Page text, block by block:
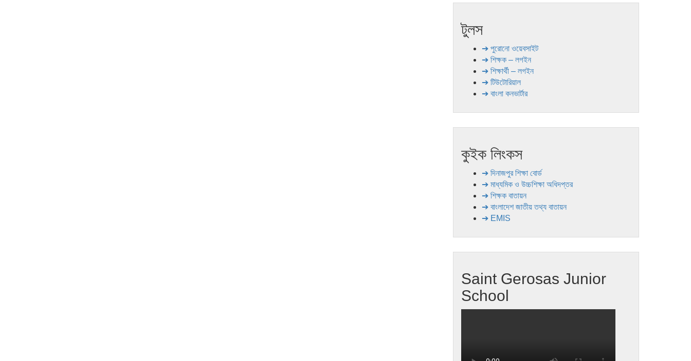
টুলস
➔ পুরোনো ওয়েবসাইট
➔ শিক্ষক – লগইন
➔ শিক্ষার্থী – লগইন
➔ টিউটোরিয়াল
➔ বাংলা কনভার্টার
কুইক লিংকস
➔ দিনাজপুর শিক্ষা বোর্ড
➔ মাধ্যমিক ও উচ্চশিক্ষা অধিদপ্তর
➔ শিক্ষক বাতায়ন
➔ বাংলাদেশ জাতীয় তথ্য বাতায়ন
➔ EMIS
Saint Gerosas Junior
School